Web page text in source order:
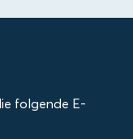
folgende E-